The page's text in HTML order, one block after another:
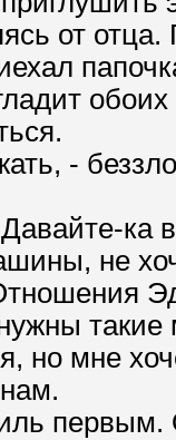
от
-
ка
не
но мне
первым.